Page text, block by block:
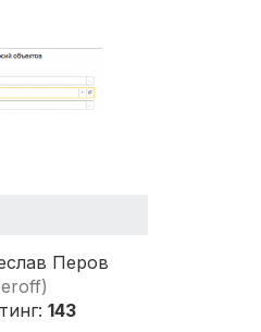
Перов
143